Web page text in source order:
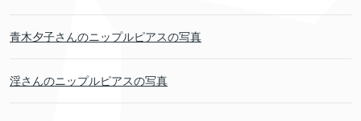
青木夕子さんのニップルピアスの写真
淫さんのニップルピアスの写真